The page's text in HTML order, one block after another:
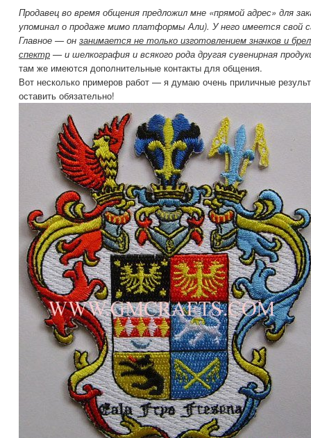
Продавец во время общения предложил мне «прямой адрес» для
упоминал о продаже мимо платформы Али). У него имеется свой
Главное — он занимается не только изготовлением значков и
спектр — и шелкография и всякого рода другая сувенирная
там же имеются дополнительные контакты для общения.
Вот несколько примеров работ — я думаю очень приличные
оставить обязательно!